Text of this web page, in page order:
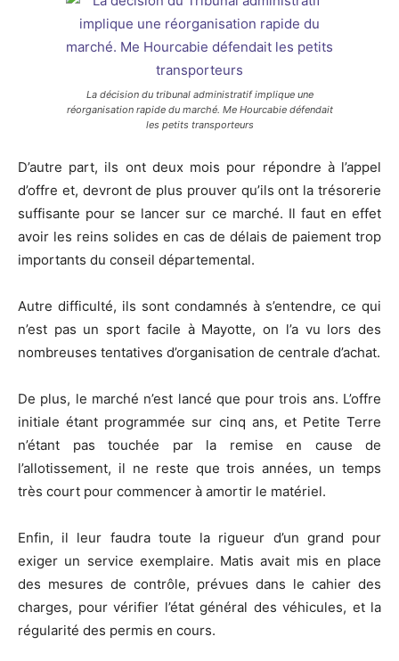
La décision du tribunal administratif implique une
réorganisation rapide du marché. Me Hourcabie défendait
les petits transporteurs
D’autre part, ils ont deux mois pour répondre à l’appel
d’offre et, devront de plus prouver qu’ils ont la trésorerie
suffisante pour se lancer sur ce marché. Il faut en effet
avoir les reins solides en cas de délais de paiement trop
importants du conseil départemental.
Autre difficulté, ils sont condamnés à s’entendre, ce qui
n’est pas un sport facile à Mayotte, on l’a vu lors des
nombreuses tentatives d’organisation de centrale d’achat.
De plus, le marché n’est lancé que pour trois ans. L’offre
initiale étant programmée sur cinq ans, et Petite Terre
n’étant pas touchée par la remise en cause de
l’allotissement, il ne reste que trois années, un temps
très court pour commencer à amortir le matériel.
Enfin, il leur faudra toute la rigueur d’un grand pour
exiger un service exemplaire. Matis avait mis en place
des mesures de contrôle, prévues dans le cahier des
charges, pour vérifier l’état général des véhicules, et la
régularité des permis en cours.